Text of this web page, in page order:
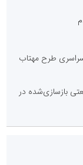
سراسری طرح مهتاب
بازسازی‌شده در